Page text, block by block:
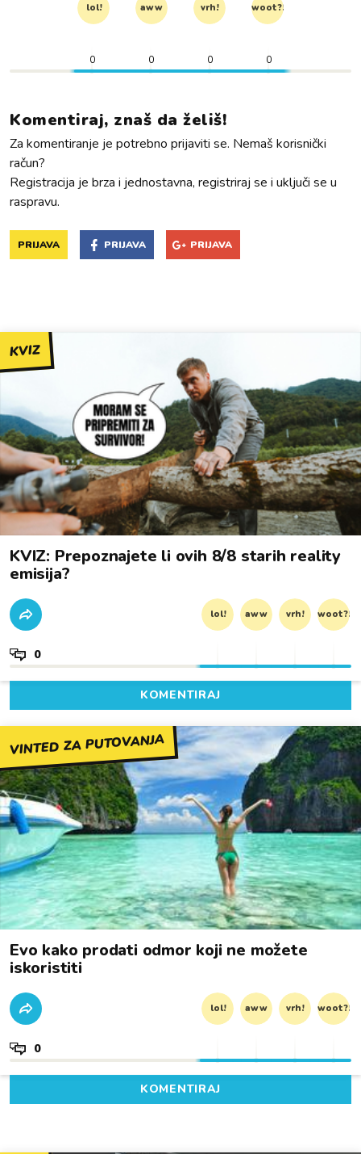
lol! aww vrh! woot?!
0 0 0 0
Komentiraj, znaš da želiš!
Za komentiranje je potrebno prijaviti se. Nemaš korisnički
račun?
Registracija je brza i jednostavna, registriraj se i uključi se u
raspravu.
PRIJAVA PRIJAVA PRIJAVA
KVIZ
KVIZ: Prepoznajete li ovih 8/8 starih reality
emisija?
lol! aww vrh! woot?!
0
KOMENTIRAJ
VINTED ZA PUTOVANJA
Evo kako prodati odmor koji ne možete
iskoristiti
lol! aww vrh! woot?!
0
KOMENTIRAJ